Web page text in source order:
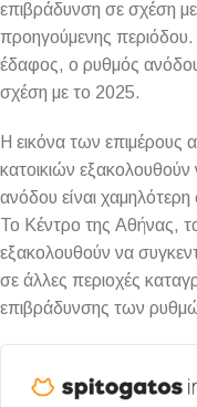
επιβράδυνση σε σχέση
προηγούμενης περιόδου.
έδαφος, ο ρυθμός
σχέση με το 2025.
Η εικόνα των επιμέρους
κατοικιών
ανόδου είναι
Το Κέντρο της Αθήνας,
εξακολουθούν να
σε άλλες περιοχές
επιβράδυνσης των